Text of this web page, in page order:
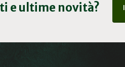
e ultime novità?